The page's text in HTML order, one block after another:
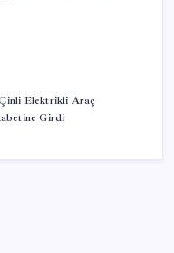
Elektrikli Araç
Girdi